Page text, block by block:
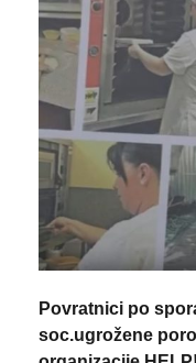
Povratnici po
soc.ugrožene